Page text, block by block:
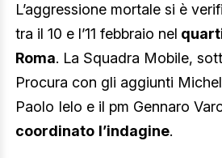
L’aggressione mortale si è
tra il 10 e l’11 febbraio nel
Roma. La Squadra Mobile,
Procura con gli aggiunti
Paolo Ielo e il pm Gennaro
coordinato l’indagine.